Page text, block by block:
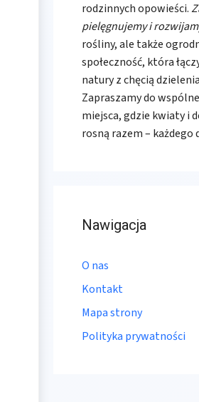
rodzinnych opowieści.
pielęgnujemy i
rośliny, ale także
społeczność, która
natury z chęcią
Zapraszamy do
miejsca, gdzie kwiaty i
rosną razem – każdego
Nawigacja
O nas
Kontakt
Mapa strony
Polityka prywatności